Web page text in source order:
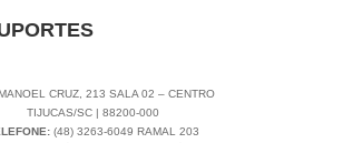
CRUZ, 213 SALA 02 – CENTRO
TIJUCAS/SC | 88200-000
(48) 3263-6049 RAMAL 203